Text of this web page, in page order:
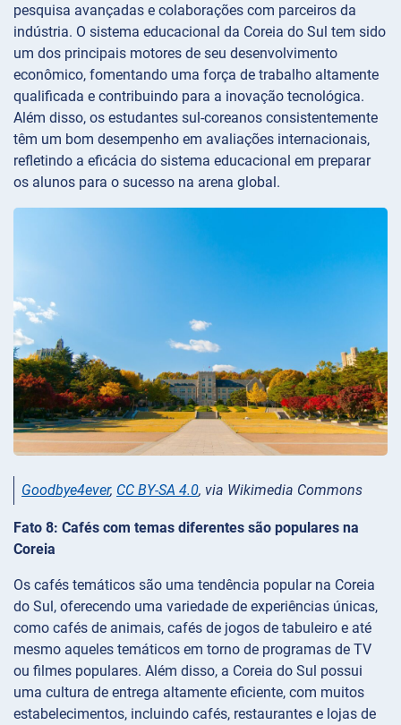
pesquisa avançadas e colaborações com parceiros da
indústria. O sistema educacional da Coreia do Sul tem sido
um dos principais motores de seu desenvolvimento
econômico, fomentando uma força de trabalho altamente
qualificada e contribuindo para a inovação tecnológica.
Além disso, os estudantes sul-coreanos consistentemente
têm um bom desempenho em avaliações internacionais,
refletindo a eficácia do sistema educacional em preparar
os alunos para o sucesso na arena global.
Goodbye4ever, CC BY-SA 4.0, via Wikimedia Commons
Fato 8: Cafés com temas diferentes são populares na
Coreia
Os cafés temáticos são uma tendência popular na Coreia
do Sul, oferecendo uma variedade de experiências únicas,
como cafés de animais, cafés de jogos de tabuleiro e até
mesmo aqueles temáticos em torno de programas de TV
ou filmes populares. Além disso, a Coreia do Sul possui
uma cultura de entrega altamente eficiente, com muitos
estabelecimentos, incluindo cafés, restaurantes e lojas de